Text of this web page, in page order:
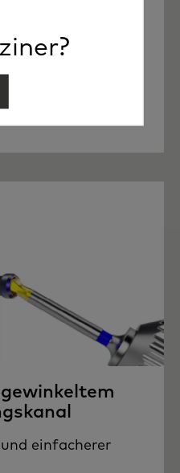
CAD/CAM-
Eingriffs.
Workflows.
einfacherer